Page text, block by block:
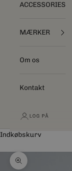
ACCESSORIES
MÆRKER
Om os
Kontakt
LOG PÅ
Indkøbskurv
Zoom